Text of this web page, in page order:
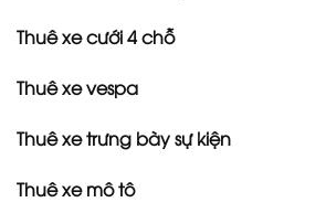
Thuê xe cưới 4 chỗ
Thuê xe vespa
Thuê xe trưng bày sự kiện
Thuê xe mô tô